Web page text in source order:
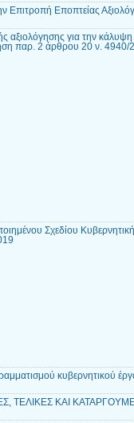
Επιτροπή Εποπτείας
αξιολόγησης για την
παρ. 2 άρθρου 20 ν. 4940/
Σχεδίου
κυβερνητικού
ΤΕΛΙΚΕΣ ΚΑΙ